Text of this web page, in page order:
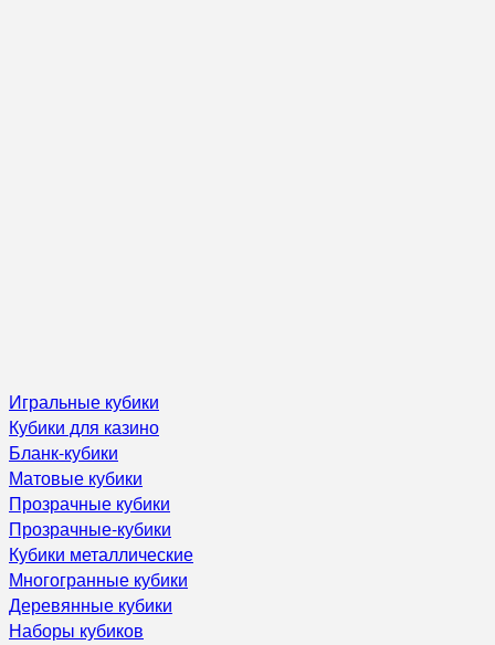
Игральные кубики
Кубики для казино
Бланк-кубики
Матовые кубики
Прозрачные кубики
Прозрачные-кубики
Кубики металлические
Многогранные кубики
Деревянные кубики
Наборы кубиков